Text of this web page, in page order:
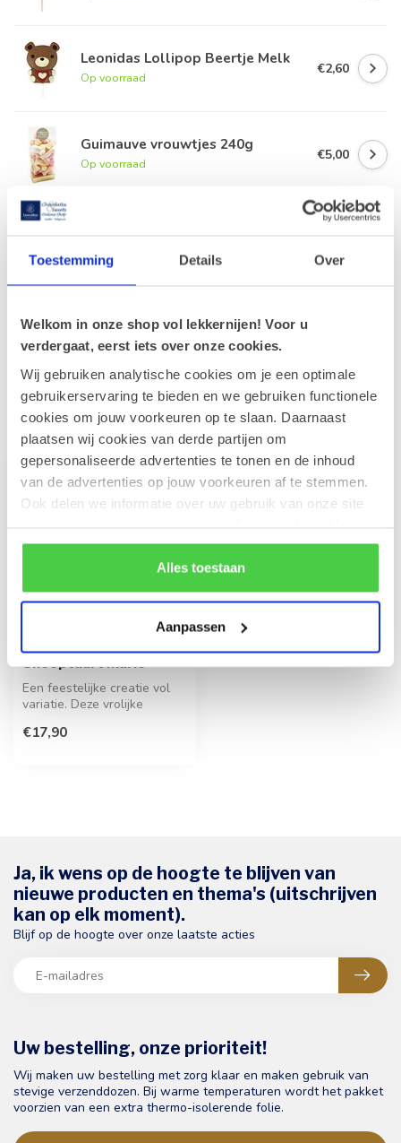
Toestemming Details Over
Welkom in onze shop vol lekkernijen! Voor u
verdergaat, eerst iets over onze cookies.
Wij gebruiken analytische cookies om je een optimale
gebruikerservaring te bieden en we gebruiken functionele
cookies om jouw voorkeuren op te slaan. Daarnaast
plaatsen wij cookies van derde partijen om
gepersonaliseerde advertenties te tonen en de inhoud
van de advertenties op jouw voorkeuren af te stemmen.
Ook delen we informatie over uw gebruik van onze site
rekening mee dat als je bepaalde cookies blokkeert, het
de correcte werking van de website kan verstoren.
Alles toestaan
Aanpassen
Leonidas Lollipop Beertje Melk
Op voorraad
€2,60
Guimauve vrouwtjes 240g
Op voorraad
€5,00
250g
Op voorraad
Recent bekeken
Snoeptaart Marie
Een feestelijke creatie vol
variatie. Deze vrolijke
t...
€17,90
Uw bestelling, onze prioriteit!
Wij maken uw bestelling met zorg klaar en maken gebruik van
stevige verzenddozen. Bij warme temperaturen wordt het pakket
voorzien van een extra thermo-isolerende folie.
Ja, ik wens op de hoogte te blijven van
nieuwe producten en thema's (uitschrijven
kan op elk moment).
Blijf op de hoogte over onze laatste acties